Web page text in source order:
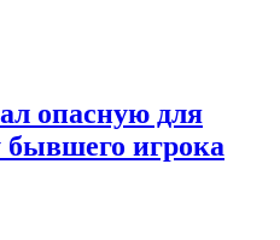
опасную для
игрока